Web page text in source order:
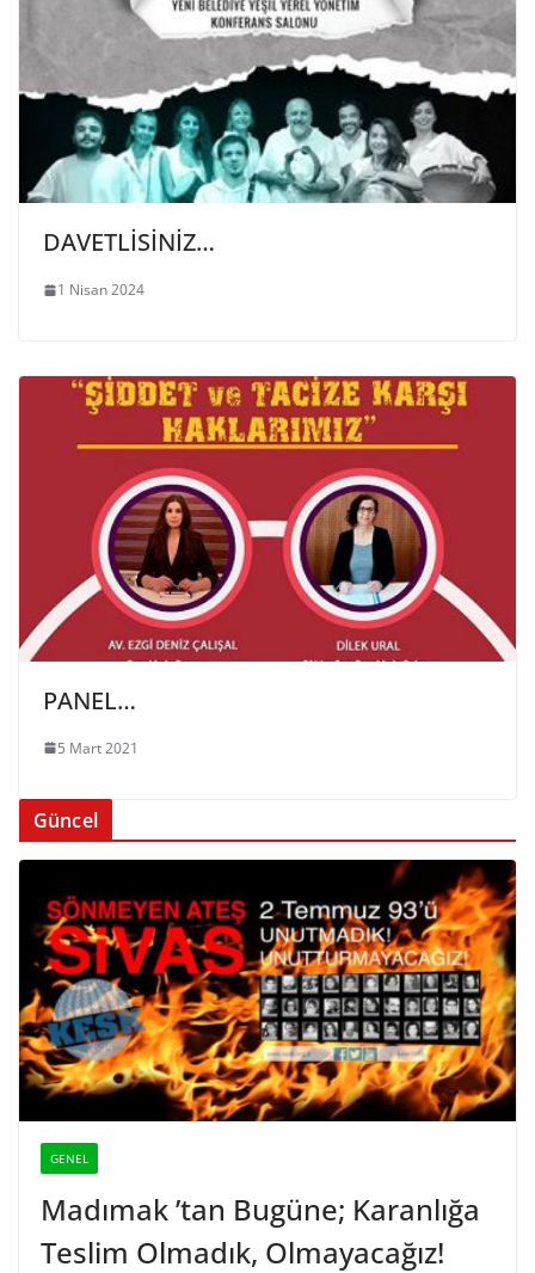
DAVETLİSİNİZ…
1 Nisan 2024
PANEL…
5 Mart 2021
Güncel
GENEL
Madımak ’tan Bugüne; Karanlığa
Teslim Olmadık, Olmayacağız!